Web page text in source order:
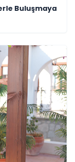
Buluşmaya